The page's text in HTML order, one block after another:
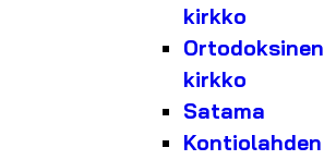
kirkko
Ortodoksinen
kirkko
Satama
Kontiolahden